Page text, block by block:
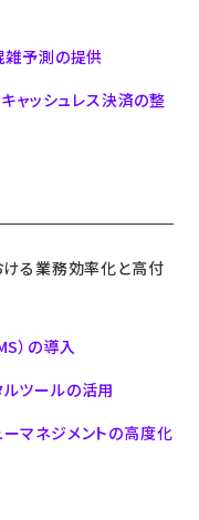
雑予測の提供
ッシュレス決済の整
ける業務効率化と高付
）の導入
ツールの活用
マネジメントの高度化